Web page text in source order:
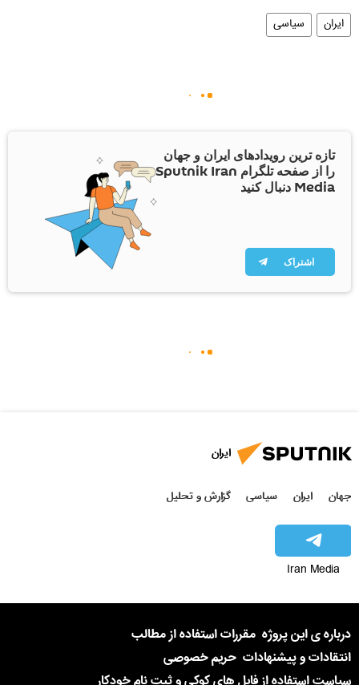
ایران سیاسی
تازه ترین رویدادهای ایران و جهان
را از صفحه تلگرام Sputnik Iran
Media دنبال کنید
اشتراک
ایران
جهان ایران سیاسی گزارش و تحلیل
Iran Media
درباره ی این پروژه مقررات استفاده از مطالب
انتقادات و پیشنهادات حریم خصوصی